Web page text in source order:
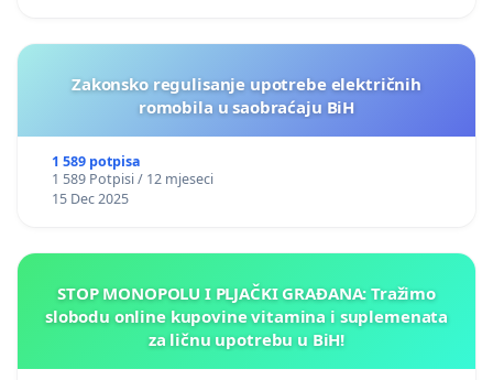
Zakonsko regulisanje upotrebe električnih
romobila u saobraćaju BiH
1 589 potpisa
1 589 Potpisi / 12 mjeseci
15 Dec 2025
STOP MONOPOLU I PLJAČKI GRAĐANA: Tražimo
slobodu online kupovine vitamina i suplemenata
za ličnu upotrebu u BiH!